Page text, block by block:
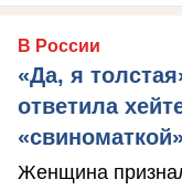
В России
«Да, я
ответила
Женщина